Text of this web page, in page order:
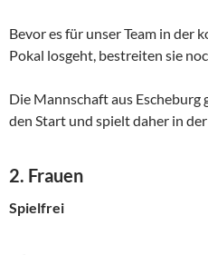
Bevor es für unser Team in der
Pokal losgeht, bestreiten sie
Die Mannschaft aus Escheburg
den Start und spielt daher in
2. Frauen
Spielfrei